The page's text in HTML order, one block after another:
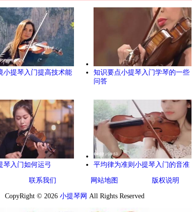
小提琴入门提高技术能
知识要点小提琴入门学琴的一些
问答
琴入门如何运弓 平均律为准则小提琴入门的音准
联系我们 网站地图 版权说明
CopyRight © 2026 小提琴网 All Rights Reserved